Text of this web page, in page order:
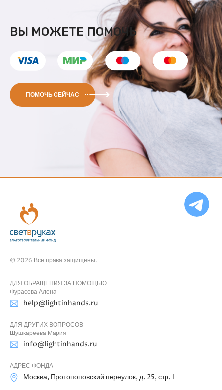
ВЫ МОЖЕТЕ ПОМОЧЬ
ПОМОЧЬ СЕЙЧАС
© 2026 Все права защищены.
ДЛЯ ОБРАЩЕНИЯ ЗА ПОМОЩЬЮ
Фурасева Алена
help@lightinhands.ru
ДЛЯ ДРУГИХ ВОПРОСОВ
Шушкареева Мария
info@lightinhands.ru
АДРЕС ФОНДА
Москва, Протопоповский переулок, д. 25, стр. 1